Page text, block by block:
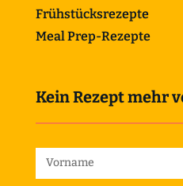
Frühstücksrezepte
Meal Prep-Rezepte
Kein Rezept mehr